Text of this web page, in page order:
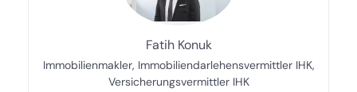
Fatih Konuk
Immobilienmakler, Immobiliendarlehensvermittler IHK,
Versicherungsvermittler IHK